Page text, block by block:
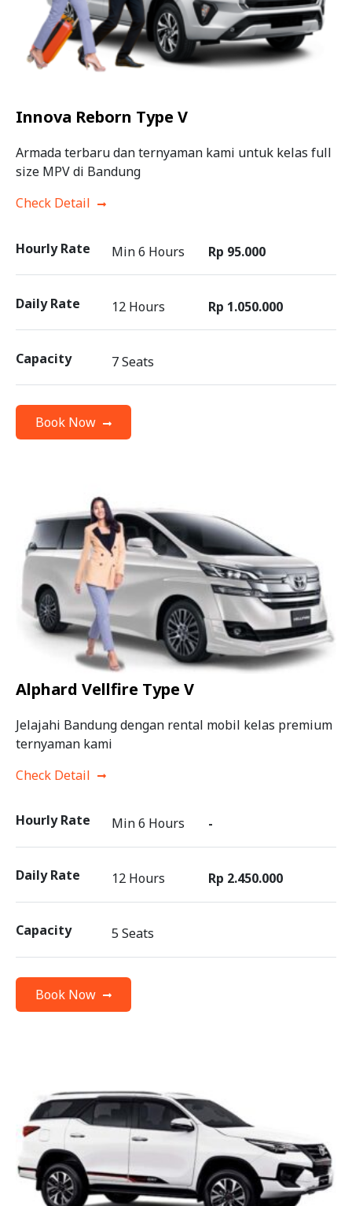
Innova Reborn Type V
Armada terbaru dan ternyaman kami untuk kelas full
size MPV di Bandung
Check Detail
Hourly Rate Min 6 Hours Rp 95.000
Daily Rate 12 Hours Rp 1.050.000
Capacity 7 Seats
Book Now
Alphard Vellfire Type V
Jelajahi Bandung dengan rental mobil kelas premium
ternyaman kami
Check Detail
Hourly Rate Min 6 Hours -
Daily Rate 12 Hours Rp 2.450.000
Capacity 5 Seats
Book Now